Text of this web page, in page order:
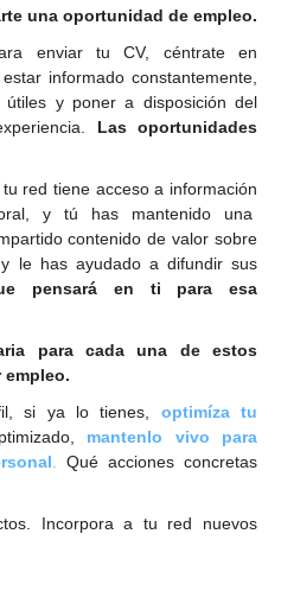
una oportunidad de empleo.
enviar tu CV, céntrate en
informado constantemente,
y poner a disposición del
Las oportunidades
red tiene acceso a información
y tú has mantenido una
contenido de valor sobre
le has ayudado a difundir sus
pensará en ti para esa
para cada una de estos
si ya lo tienes,
optimíza tu
mantenlo vivo para
Qué acciones concretas
Incorpora a tu red nuevos